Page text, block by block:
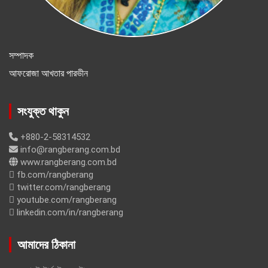
সম্পাদক
আফরোজা আখতার পারভীন
সংযুক্ত থাকুন
+880-2-58314532
info@rangberang.com.bd
www.rangberang.com.bd
fb.com/rangberang
twitter.com/rangberang
youtube.com/rangberang
linkedin.com/in/rangberang
আমাদের ঠিকানা